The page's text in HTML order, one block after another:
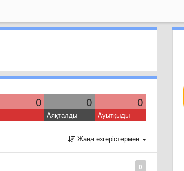
0 0 0
Аяқталды Ауытқыды
Жаңа өзгерістермен
0